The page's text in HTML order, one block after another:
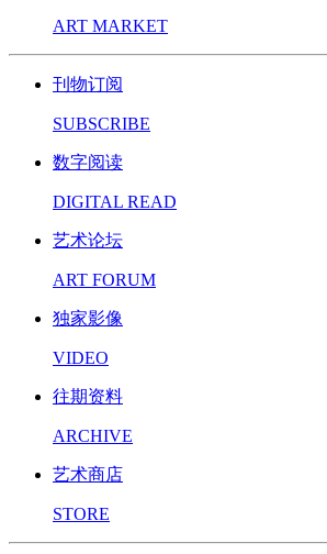
ART MARKET
刊物订阅
SUBSCRIBE
数字阅读
DIGITAL READ
艺术论坛
ART FORUM
独家影像
VIDEO
往期资料
ARCHIVE
艺术商店
STORE